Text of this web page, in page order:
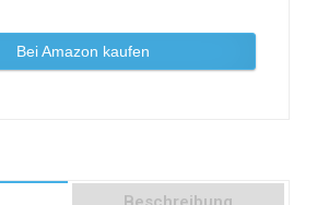
Bei Amazon kaufen